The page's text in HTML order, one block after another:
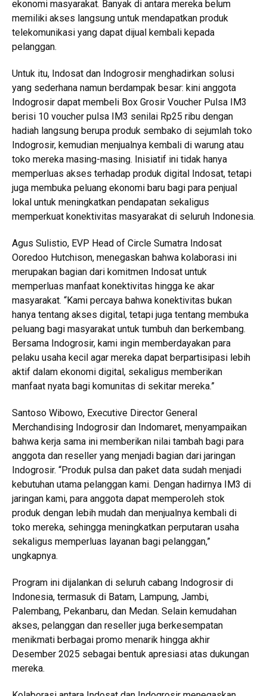
ekonomi masyarakat. Banyak di antara mereka belum
memiliki akses langsung untuk mendapatkan produk
telekomunikasi yang dapat dijual kembali kepada
pelanggan.
Untuk itu, Indosat dan Indogrosir menghadirkan solusi
yang sederhana namun berdampak besar: kini anggota
Indogrosir dapat membeli Box Grosir Voucher Pulsa IM3
berisi 10 voucher pulsa IM3 senilai Rp25 ribu dengan
hadiah langsung berupa produk sembako di sejumlah toko
Indogrosir, kemudian menjualnya kembali di warung atau
toko mereka masing-masing. Inisiatif ini tidak hanya
memperluas akses terhadap produk digital Indosat, tetapi
juga membuka peluang ekonomi baru bagi para penjual
lokal untuk meningkatkan pendapatan sekaligus
memperkuat konektivitas masyarakat di seluruh Indonesia.
Agus Sulistio, EVP Head of Circle Sumatra Indosat
Ooredoo Hutchison, menegaskan bahwa kolaborasi ini
merupakan bagian dari komitmen Indosat untuk
memperluas manfaat konektivitas hingga ke akar
masyarakat. “Kami percaya bahwa konektivitas bukan
hanya tentang akses digital, tetapi juga tentang membuka
peluang bagi masyarakat untuk tumbuh dan berkembang.
Bersama Indogrosir, kami ingin memberdayakan para
pelaku usaha kecil agar mereka dapat berpartisipasi lebih
aktif dalam ekonomi digital, sekaligus memberikan
manfaat nyata bagi komunitas di sekitar mereka.”
Santoso Wibowo, Executive Director General
Merchandising Indogrosir dan Indomaret, menyampaikan
bahwa kerja sama ini memberikan nilai tambah bagi para
anggota dan reseller yang menjadi bagian dari jaringan
Indogrosir. “Produk pulsa dan paket data sudah menjadi
kebutuhan utama pelanggan kami. Dengan hadirnya IM3 di
jaringan kami, para anggota dapat memperoleh stok
produk dengan lebih mudah dan menjualnya kembali di
toko mereka, sehingga meningkatkan perputaran usaha
sekaligus memperluas layanan bagi pelanggan,”
ungkapnya.
Program ini dijalankan di seluruh cabang Indogrosir di
Indonesia, termasuk di Batam, Lampung, Jambi,
Palembang, Pekanbaru, dan Medan. Selain kemudahan
akses, pelanggan dan reseller juga berkesempatan
menikmati berbagai promo menarik hingga akhir
Desember 2025 sebagai bentuk apresiasi atas dukungan
mereka.